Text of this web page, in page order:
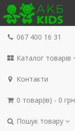
067 400 16 31
Каталог товарів
Контакти
0 товар(ів) - 0
Пошук товару